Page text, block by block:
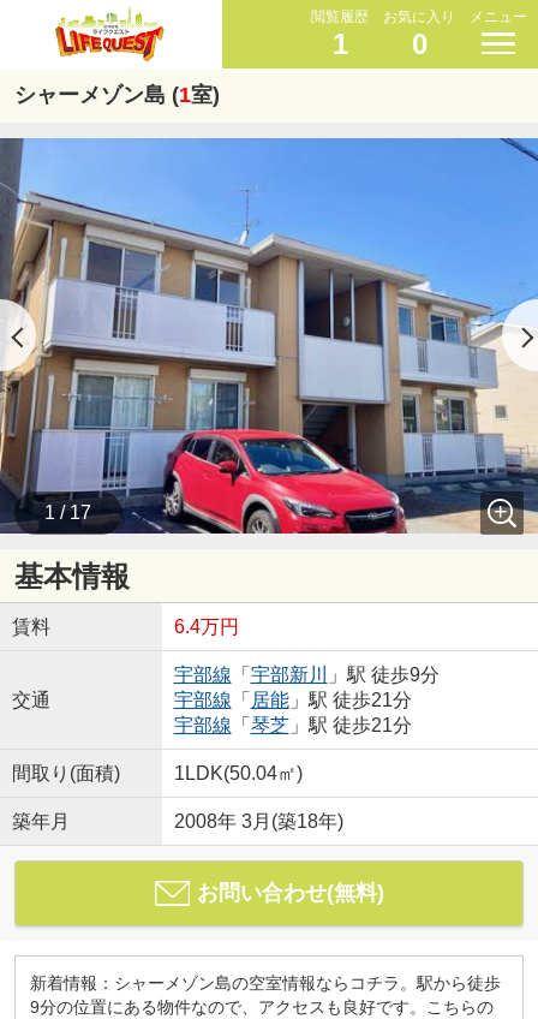
閲覧履歴
1
お気に入り
0
メニュー
シャーメゾン島 (1室)
1 / 17
基本情報
賃料 6.4万円
交通
宇部線 「 宇部新川
」駅 徒歩9分
宇部線 「 居能」駅 徒歩21分
宇部線 「 琴芝」駅 徒歩21分
間取り(面積) 1LDK(50.04㎡)
築年月 2008年 3月(築18年)
お問い合わせ(無料)
新着情報：シャーメゾン島の空室情報ならコチラ。駅から徒歩
9分の位置にある物件なので、アクセスも良好です。こちらの